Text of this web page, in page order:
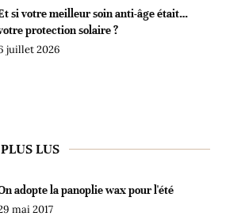
si votre meilleur soin anti-âge était…
protection solaire ?
juillet 2026
LUS
adopte la panoplie wax pour l'été
mai 2017